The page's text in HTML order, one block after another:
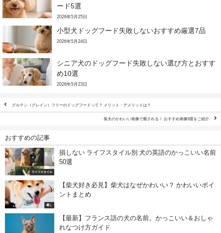
ード5選
2026年5月25日
小型犬ドッグフード失敗しないおすすめ厳選7品
2026年5月24日
シニア犬のドッグフード失敗しない選び方とおすす
め10選
2026年5月23日
グルテン（グレイン）フリーのドッグフードって？ メリット・デメリットは？
柴犬のかわいい画像で癒される！ おすすめ画像9選をご紹介
おすすめの記事
ライフスタイル
損しない ライフスタイル別 犬の英語のかっこいい名前
50選
癒し
【柴犬好き必見】柴犬はなぜかわいい？ かわいいポイ
ントまとめ
【最新】フランス語の犬の名前。かっこいい＆おしゃ
れなつけ方ガイド